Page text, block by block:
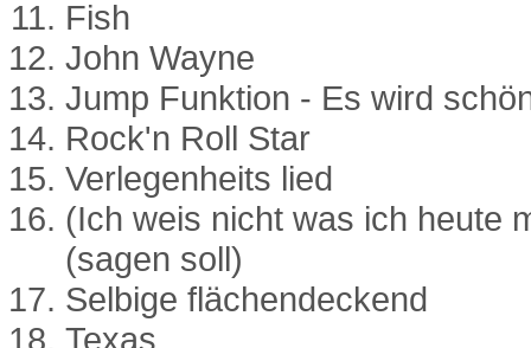
Fish
John Wayne
Jump Funktion - Es wird
Rock'n Roll Star
Verlegenheits lied
(Ich weis nicht was ich heute
(sagen soll)
Selbige flächendeckend
Texas